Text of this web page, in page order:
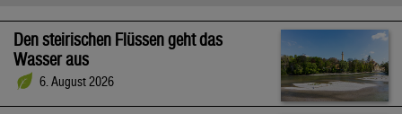
Den steirischen Flüssen geht das
Wasser aus
6. August 2026